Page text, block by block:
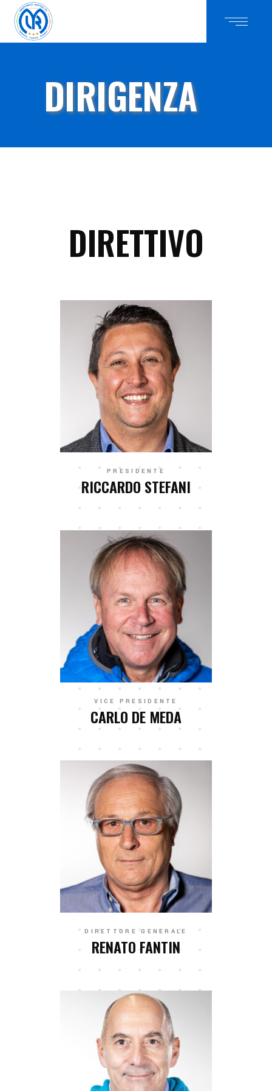
DIRIGENZA
DIRETTIVO
PRESIDENTE
RICCARDO STEFANI
VICE PRESIDENTE
CARLO DE MEDA
DIRETTORE GENERALE
RENATO FANTIN